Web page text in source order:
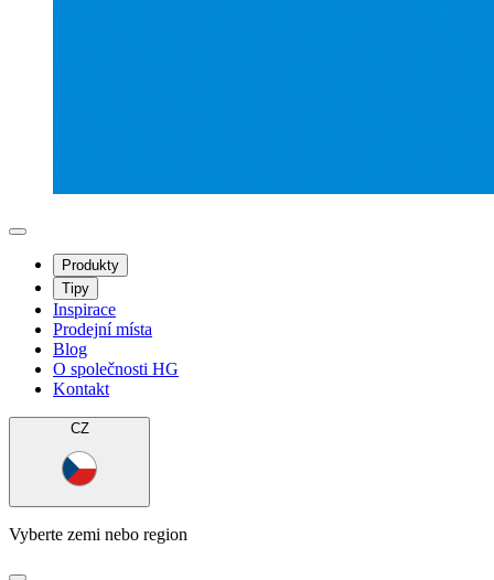
Produkty
Tipy
Inspirace
Prodejní místa
Blog
O společnosti HG
Kontakt
CZ
Vyberte zemi nebo region